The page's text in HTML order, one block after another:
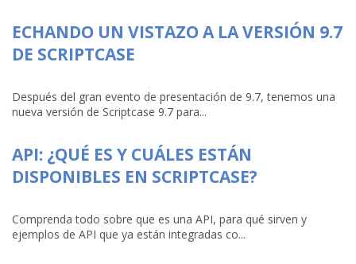
ECHANDO UN VISTAZO A LA VERSIÓN 9.7
DE SCRIPTCASE
Después del gran evento de presentación de 9.7, tenemos una
nueva versión de Scriptcase 9.7 para...
API: ¿QUÉ ES Y CUÁLES ESTÁN
DISPONIBLES EN SCRIPTCASE?
Comprenda todo sobre que es una API, para qué sirven y
ejemplos de API que ya están integradas co...